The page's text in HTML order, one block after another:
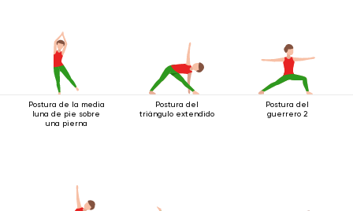
Postura de la media
luna de pie sobre
una pierna
Postura del
triángulo extendido
Postura del
guerrero 2